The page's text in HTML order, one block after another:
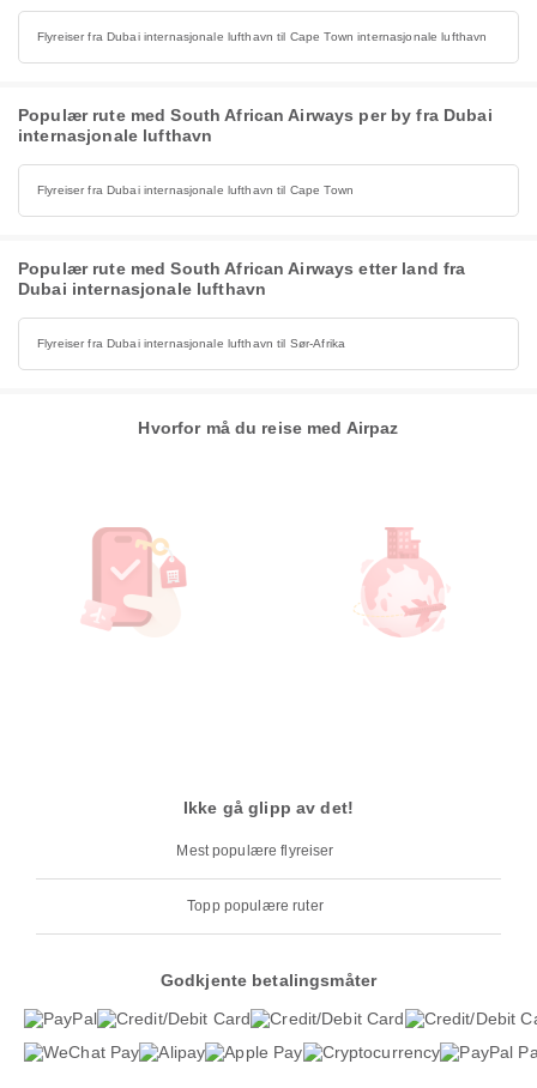
Flyreiser fra Dubai internasjonale lufthavn til Cape Town internasjonale lufthavn
Populær rute med South African Airways per by fra Dubai
internasjonale lufthavn
Flyreiser fra Dubai internasjonale lufthavn til Cape Town
Populær rute med South African Airways etter land fra
Dubai internasjonale lufthavn
Flyreiser fra Dubai internasjonale lufthavn til Sør-Afrika
Hvorfor må du reise med Airpaz
Ikke gå glipp av det!
Mest populære flyreiser
Topp populære ruter
Godkjente betalingsmåter